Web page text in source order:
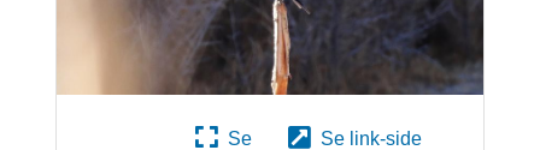
Se
Se link-side